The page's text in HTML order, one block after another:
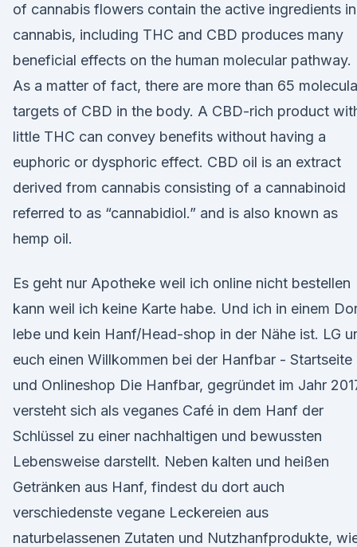
of cannabis flowers contain the active ingredients in
cannabis, including THC and CBD produces many
beneficial effects on the human molecular pathway.
As a matter of fact, there are more than 65
targets of CBD in the body. A CBD-rich product
little THC can convey benefits without having a
euphoric or dysphoric effect. CBD oil is an extract
derived from cannabis consisting of a cannabinoid
referred to as “cannabidiol.” and is also known as
hemp oil.
Es geht nur Apotheke weil ich online nicht bestellen
kann weil ich keine Karte habe. Und ich in einem
lebe und kein Hanf/Head-shop in der Nähe ist. LG
euch einen Willkommen bei der Hanfbar - Startseite
und Onlineshop Die Hanfbar, gegründet im Jahr
versteht sich als veganes Café in dem Hanf der
Schlüssel zu einer nachhaltigen und bewussten
Lebensweise darstellt. Neben kalten und heißen
Getränken aus Hanf, findest du dort auch
verschiedenste vegane Leckereien aus
naturbelassenen Zutaten und Nutzhanfprodukte,